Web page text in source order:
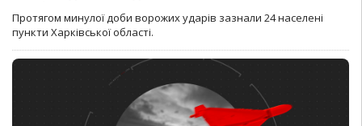
Протягом минулої доби ворожих ударів зазнали 24 населені
пункти Харківської області.